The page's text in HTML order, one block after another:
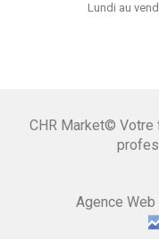
Lundi au
CHR Market©
Agence